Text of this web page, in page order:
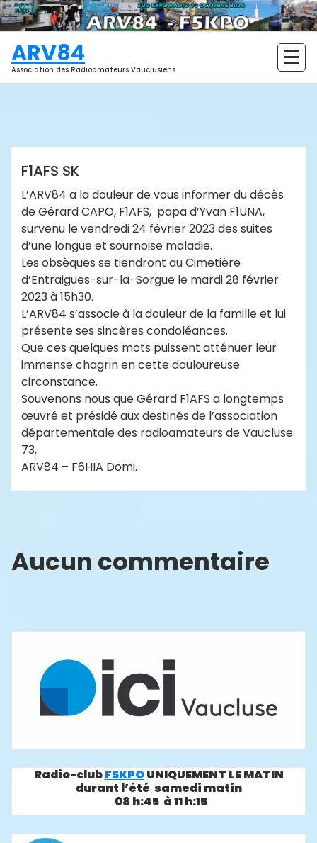
Aller
au
contenu
ARV84
Association des Radioamateurs Vauclusiens
Actualités
F1AFS SK
L’ARV84 a la douleur de vous informer du décès
de Gérard CAPO, F1AFS, papa d’Yvan F1UNA,
survenu le vendredi 24 février 2023 des suites
d’une longue et sournoise maladie.
Les obsèques se tiendront au Cimetière
d’Entraigues-sur-la-Sorgue le mardi 28 février
2023 à 15h30.
L’ARV84 s’associe à la douleur de la famille et lui
présente ses sincères condoléances.
Que ces quelques mots puissent atténuer leur
immense chagrin en cette douloureuse
circonstance.
Souvenons nous que Gérard F1AFS a longtemps
œuvré et présidé aux destinés de l’association
départementale des radioamateurs de Vaucluse.
73,
ARV84 – F6HIA Domi.
Aucun commentaire
Radio-clubF5KPOUNIQUEMENT LE MATIN
durant l’été samedi matin
08 h:45 à 11 h:15